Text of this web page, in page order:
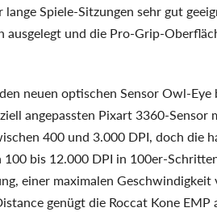
Spiele-Sitzungen sehr gut
und die Pro-Grip-
neuen optischen Sensor Owl-
angepassten Pixart 3360-
400 und 3.000 DPI, doch die
100 bis 12.000 DPI in 100er-
einer maximalen
genügt die Roccat Kone